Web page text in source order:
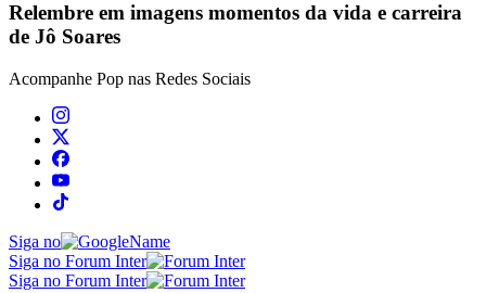
Relembre em imagens momentos da vida e carreira
de Jô Soares
Acompanhe Pop nas Redes Sociais
Siga no
Siga no Forum Inter
Siga no Forum Inter